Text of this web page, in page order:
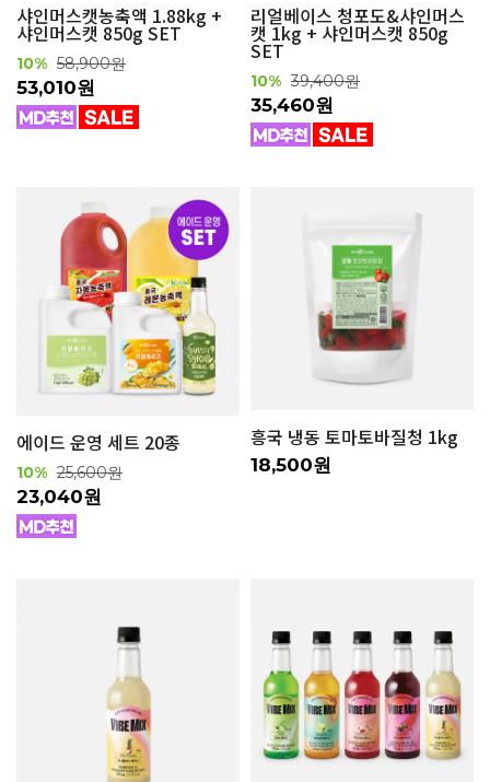
샤인머스캣농축액 1.88kg +
샤인머스캣 850g SET
10% 58,900원
53,010원
리얼베이스 청포도&샤인머스
캣 1kg + 샤인머스캣 850g
SET
10% 39,400원
35,460원
에이드 운영 세트 20종
10% 25,600원
23,040원
흥국 냉동 토마토바질청 1kg
18,500원